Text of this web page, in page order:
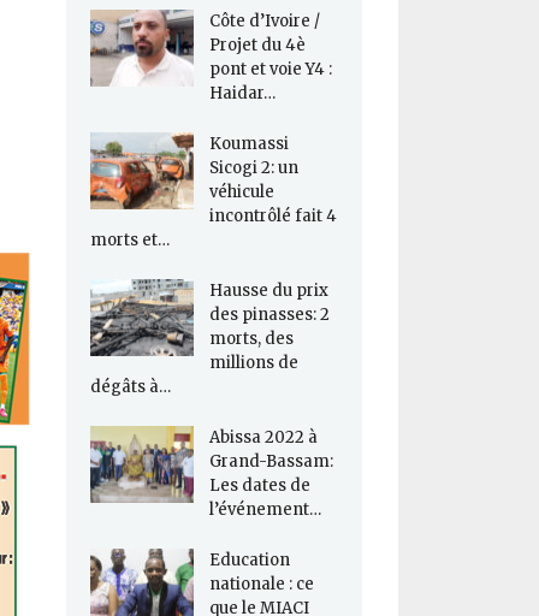
Côte d’Ivoire /
Projet du 4è
pont et voie Y4 :
Haidar…
Koumassi
Sicogi 2: un
véhicule
incontrôlé fait 4
morts et…
Hausse du prix
des pinasses: 2
morts, des
millions de
dégâts à…
Abissa 2022 à
Grand-Bassam:
Les dates de
l’événement…
Education
nationale : ce
que le MIACI